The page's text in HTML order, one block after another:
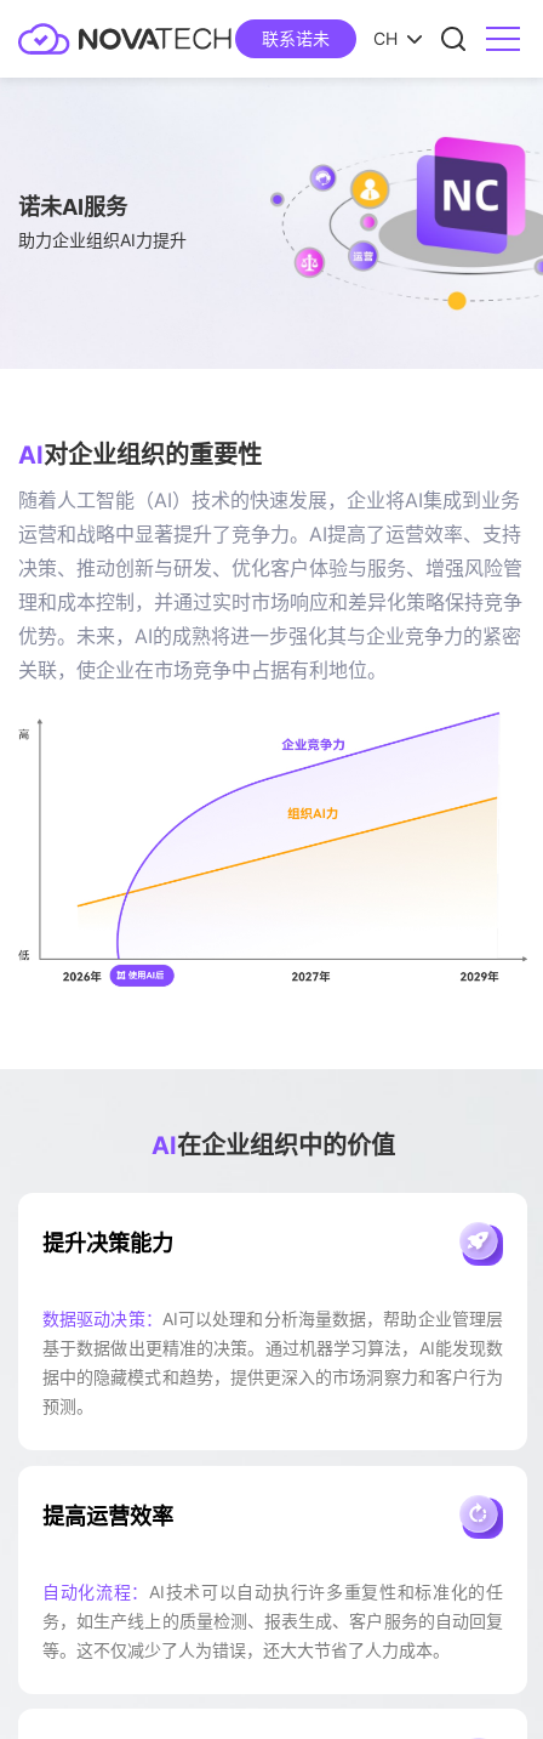
联系诺未 CH
诺未AI服务
助力企业组织AI力提升
AI对企业组织的重要性
随着人工智能（AI）技术的快速发展，企业将AI集成到业务
运营和战略中显著提升了竞争力。AI提高了运营效率、支持
决策、推动创新与研发、优化客户体验与服务、增强风险管
理和成本控制，并通过实时市场响应和差异化策略保持竞争
优势。未来，AI的成熟将进一步强化其与企业竞争力的紧密
关联，使企业在市场竞争中占据有利地位。
AI在企业组织中的价值
提升决策能力
数据驱动决策： AI可以处理和分析海量数据，帮助企业管理层
基于数据做出更精准的决策。通过机器学习算法，AI能发现数
据中的隐藏模式和趋势，提供更深入的市场洞察力和客户行为
预测。
提高运营效率
自动化流程： AI技术可以自动执行许多重复性和标准化的任
务，如生产线上的质量检测、报表生成、客户服务的自动回复
等。这不仅减少了人为错误，还大大节省了人力成本。